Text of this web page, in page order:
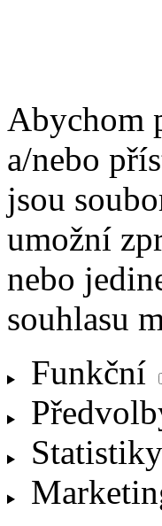
Abychom
a/nebo
jsou
umožní
nebo
souhlasu
Funkční
Statistiky